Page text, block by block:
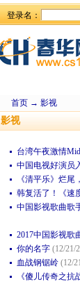
登录名：
首页→ 影视
影视
台湾午夜激情
中国电视好演员
《清平乐》烂
韩复活了！《速
中国影视歌曲歌
2017中国影视歌
你的名字 (12/21/
血战钢锯岭 (12/
《傻儿传奇之